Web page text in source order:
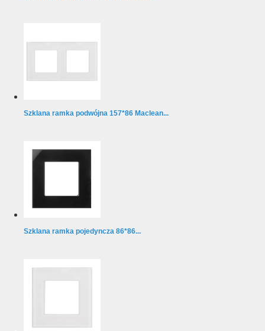
Szklana ramka podwójna 157*86 Maclean...
Szklana ramka pojedyncza 86*86...